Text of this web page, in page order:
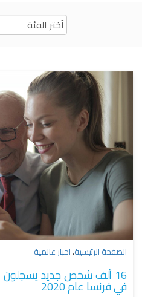
الصفحة الرئيسية. اخبار عالمية
في فرنسا عام 2020